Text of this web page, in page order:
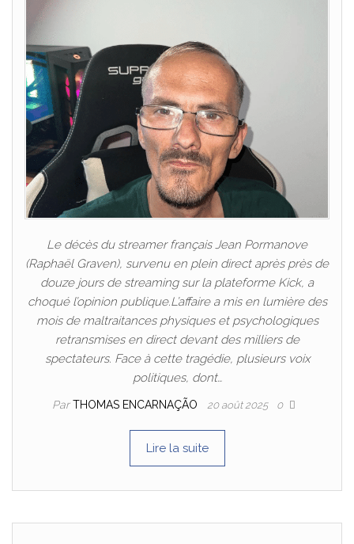
Le décès du streamer français Jean Pormanove
(Raphaël Graven), survenu en plein direct après près de
douze jours de streaming sur la plateforme Kick, a
choqué l’opinion publique.L’affaire a mis en lumière des
mois de maltraitances physiques et psychologiques
retransmises en direct devant des milliers de
spectateurs. Face à cette tragédie, plusieurs voix
politiques, dont…
ParTHOMAS ENCARNAÇÃO 20 août 2025 0
Lire la suite